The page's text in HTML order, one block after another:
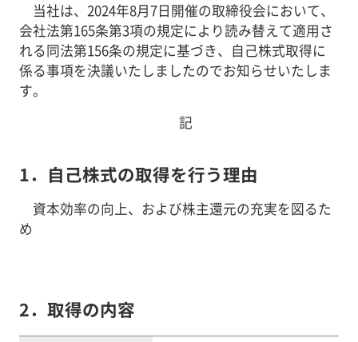
当社は、2024年8月7日開催の取締役会において、
会社法第165条第3項の規定により読み替えて適用さ
れる同法第156条の規定に基づき、自己株式取得に
係る事項を決議いたしましたのでお知らせいたしま
す。
記
1．自己株式の取得を行う理由
資本効率の向上、および株主還元の充実を図るた
め
2．取得の内容